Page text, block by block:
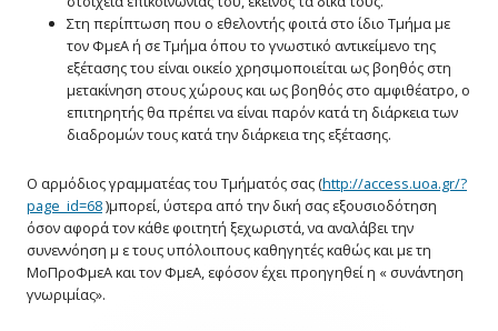
Στη περίπτωση που ο εθελοντής φοιτά στο ίδιο Τμήμα με
τον ΦμεΑ ή σε Τμήμα όπου το γνωστικό αντικείμενο της
εξέτασης του είναι οικείο χρησιμοποιείται ως βοηθός στη
μετακίνηση στους χώρους και ως βοηθός στο αμφιθέατρο, ο
επιτηρητής θα πρέπει να είναι παρόν κατά τη διάρκεια των
διαδρομών τους κατά την διάρκεια της εξέτασης.
Ο αρμόδιος γραμματέας του Τμήματός σας (http://access.uoa.gr/?
page_id=68)μπορεί, ύστερα από την δική σας εξουσιοδότηση
όσον αφορά τον κάθε φοιτητή ξεχωριστά, να αναλάβει την
συνεννόηση μ ε τους υπόλοιπους καθηγητές καθώς και με τη
ΜοΠροΦμεΑ και τον ΦμεΑ, εφόσον έχει προηγηθεί η « συνάντηση
γνωριμίας».